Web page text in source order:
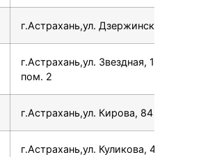
г.Астрахань,ул. Дзержинского, 2
г.Астрахань,ул. Звездная, 17,
пом. 2
г.Астрахань,ул. Кирова, 84
г.Астрахань,ул. Куликова, 46